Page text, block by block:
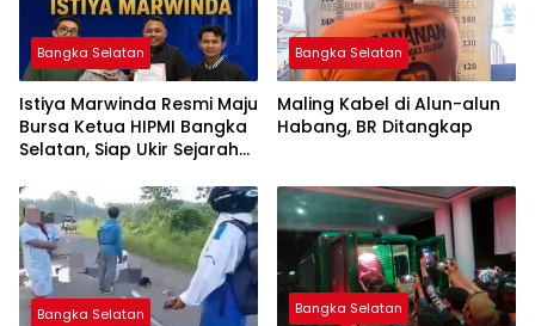
Bangka Selatan
Istiya Marwinda Resmi Maju
Bursa Ketua HIPMI Bangka
Selatan, Siap Ukir Sejarah
Pertama
Bangka Selatan
Maling Kabel di Alun-alun
Habang, BR Ditangkap
Bangka Selatan Bangka Selatan